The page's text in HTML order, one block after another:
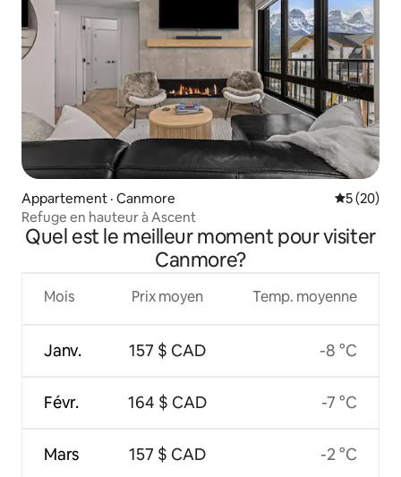
Appartement · Canmore Note
5 (20)
Refuge en hauteur à Ascent
Quel est le meilleur moment pour visiter
Canmore?
Mois
Janv.
Févr.
Mars
Prix moyen
157 $ CAD
164 $ CAD
157 $ CAD
Temp. moyenne
-8 °C
-7 °C
-2 °C